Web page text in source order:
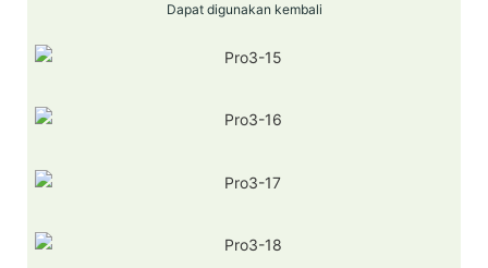
Dapat digunakan kembali